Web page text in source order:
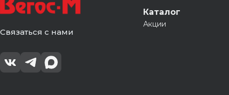
Связаться с нами
Каталог
Акции